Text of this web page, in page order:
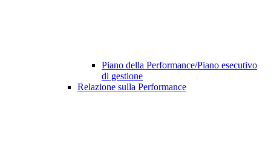
Piano della Performance/Piano esecutivo
di gestione
Relazione sulla Performance